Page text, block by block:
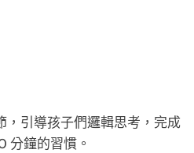
，引導孩子們邏輯思考，完成
分鐘的習慣。